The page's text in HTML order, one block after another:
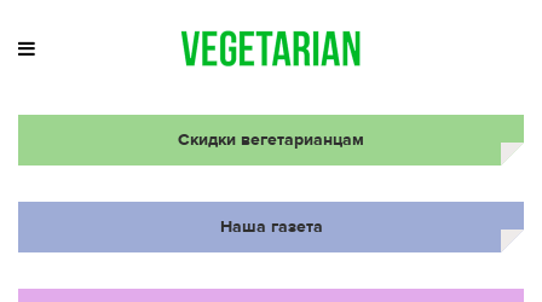
Скидки вегетарианцам
Наша газета